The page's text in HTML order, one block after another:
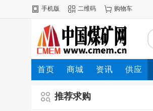
手机版 二维码 购物车
首页 商城 资讯 供应
推荐求购